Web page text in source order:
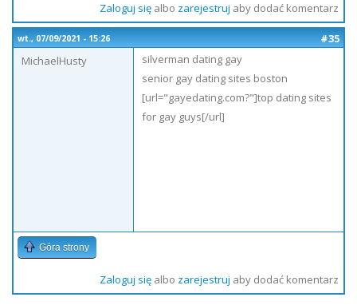
Zaloguj sięalbo zarejestruj aby dodać komentarz
wt., 07/09/2021 - 15:26
#35
MichaelHusty
silverman dating gay
senior gay dating sites boston
[url="gayedating.com?"]top dating sites
for gay guys[/url]
Góra strony
Zaloguj sięalbo zarejestruj aby dodać komentarz